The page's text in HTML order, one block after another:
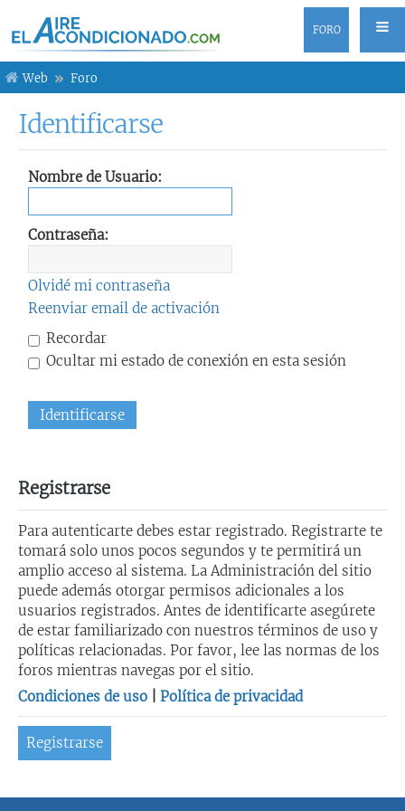
FORO
Web Foro
Identificarse
Nombre de Usuario:
Contraseña:
Olvidé mi contraseña
Reenviar email de activación
Recordar
Ocultar mi estado de conexión en esta sesión
Registrarse
Para autenticarte debes estar registrado. Registrarte te
tomará solo unos pocos segundos y te permitirá un
amplio acceso al sistema. La Administración del sitio
puede además otorgar permisos adicionales a los
usuarios registrados. Antes de identificarte asegúrete
de estar familiarizado con nuestros términos de uso y
políticas relacionadas. Por favor, lee las normas de los
foros mientras navegas por el sitio.
Condiciones de uso
Política de privacidad
Registrarse